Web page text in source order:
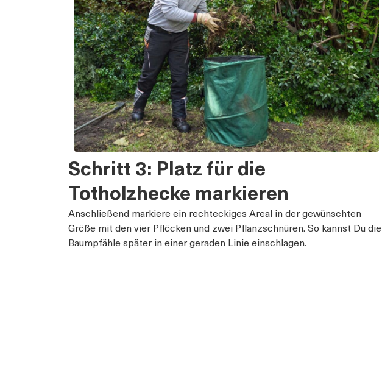
Schritt 3: Platz für die
Totholzhecke markieren
Anschließend markiere ein rechteckiges Areal in der gewünschten
Größe mit den vier Pflöcken und zwei Pflanzschnüren. So kannst Du die
Baumpfähle später in einer geraden Linie einschlagen.